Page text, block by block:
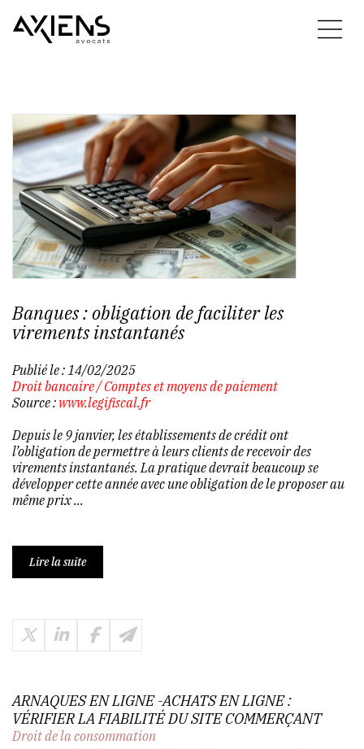
Banques : obligation de faciliter les
virements instantanés
Publié le : 14/02/2025
Droit bancaire/Comptes et moyens de paiement
Source : www.legifiscal.fr
Depuis le 9 janvier, les établissements de crédit ont
l’obligation de permettre à leurs clients de recevoir des
virements instantanés. La pratique devrait beaucoup se
développer cette année avec une obligation de le proposer au
même prix ...
Lire la suite
ARNAQUES EN LIGNE -ACHATS EN LIGNE :
VÉRIFIER LA FIABILITÉ DU SITE COMMERÇANT
Droit de la consommation